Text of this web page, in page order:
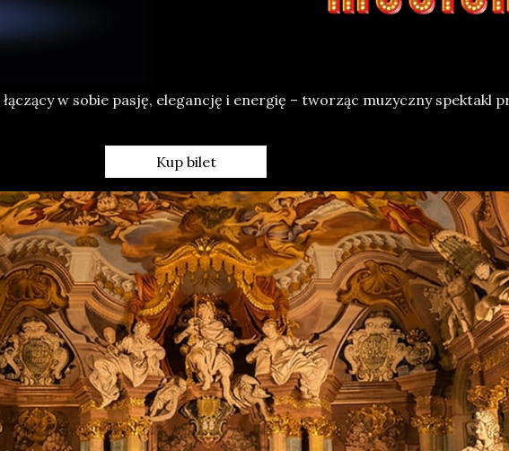
łączący w sobie pasję, elegancję i energię – tworząc muzyczny spektakl
Kup bilet